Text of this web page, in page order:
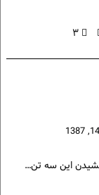
۳
این سه تن…